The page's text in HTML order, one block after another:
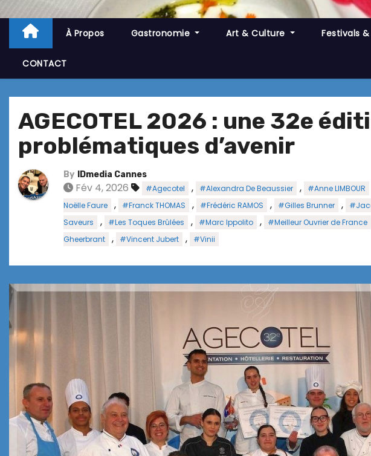
À Propos Gastronomie Art & Culture Festivals
CONTACT
AGECOTEL 2026 : une 32e
problématiques d’avenir
By IDmedia Cannes
Fév 4, 2026 #Agecotel , #Alexandra De Beaussier , #Anne LIMBOUR
Noëlle Faure
, #Franck THOMAS , #Frédéric RAMOS , #Gilles Brunner ,
Saveurs
, #Les Toques Brûlées , #Marc Ippolito , #Meilleur Ouvrier de France
Gheerbrant
, #Vincent Jubert , #Vinii